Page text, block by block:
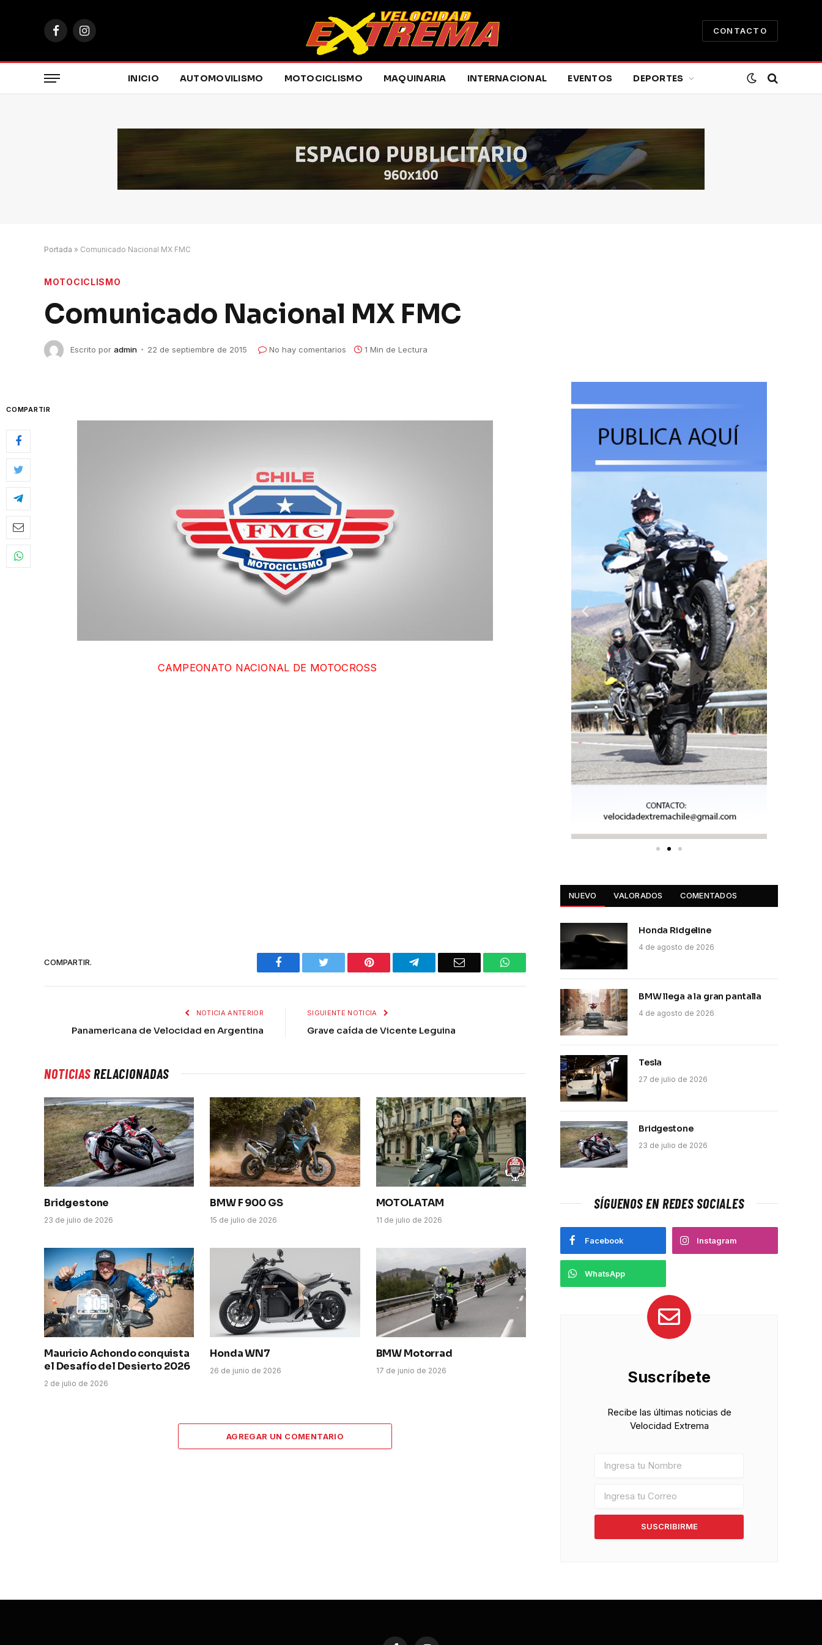
FacebookInstagram
CONTACTO
INICIO AUTOMOVILISMO MOTOCICLISMO MAQUINARIA INTERNACIONAL EVENTOS DEPORTES
Portada » Comunicado Nacional MX FMC
MOTOCICLISMO
Comunicado Nacional MX FMC
Escrito por admin 22 de septiembre de 2015 No hay comentarios 1 Min de Lectura
COMPARTIR
CAMPEONATO NACIONAL DE MOTOCROSS
COMPARTIR. Facebook Twitter Pinterest Telegram Email WhatsApp
NOTICIA ANTERIOR
Panamericana de Velocidad en Argentina
SIGUIENTE NOTICIA
Grave caída de Vicente Leguina
NOTICIASRELACIONADAS
Bridgestone
23 de julio de 2026
BMW F 900 GS
15 de julio de 2026
MOTOLATAM
11 de julio de 2026
Mauricio Achondo conquista
el Desafío del Desierto 2026
2 de julio de 2026
Honda WN7
26 de junio de 2026
BMW Motorrad
17 de junio de 2026
AGREGAR UN COMENTARIO
NUEVO VALORADOS COMENTADOS
Honda Ridgeline
4 de agosto de 2026
BMW llega a la gran pantalla
4 de agosto de 2026
Tesla
27 de julio de 2026
Bridgestone
23 de julio de 2026
SÍGUENOS EN REDES SOCIALES
Facebook Instagram
WhatsApp
Suscríbete
Recibe las últimas noticias de
Velocidad Extrema
SUSCRIBIRME